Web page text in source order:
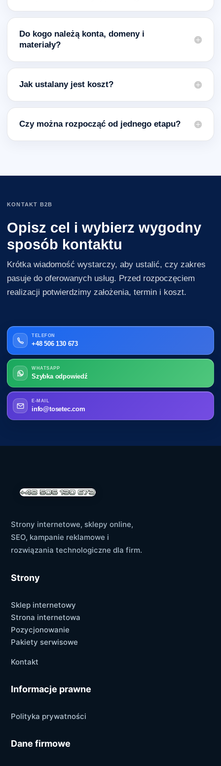
Do kogo należą konta, domeny i
materiały?
Jak ustalany jest koszt?
Czy można rozpocząć od jednego etapu?
KONTAKT B2B
Opisz cel i wybierz wygodny
sposób kontaktu
Krótka wiadomość wystarczy, aby ustalić, czy zakres
pasuje do oferowanych usług. Przed rozpoczęciem
realizacji potwierdzimy założenia, termin i koszt.
TELEFON
+48 506 130 673
WHATSAPP
Szybka odpowiedź
E-MAIL
info@tosetec.com
Strony internetowe, sklepy online,
SEO, kampanie reklamowe i
rozwiązania technologiczne dla firm.
Strony
Sklep internetowy
Strona internetowa
Pozycjonowanie
Pakiety serwisowe
Kontakt
Informacje prawne
Polityka prywatności
Dane firmowe